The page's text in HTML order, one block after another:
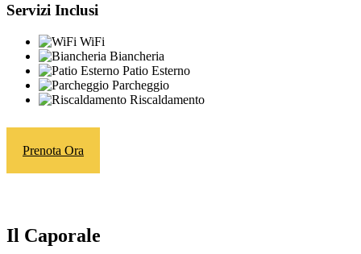
Servizi Inclusi
WiFi
Biancheria
Patio Esterno
Parcheggio
Riscaldamento
Prenota Ora
Il Caporale